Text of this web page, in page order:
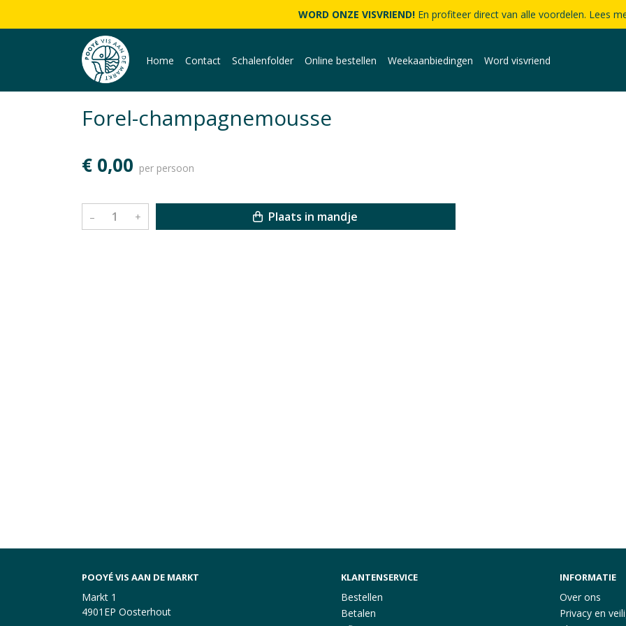
WORD ONZE VISVRIEND! En profiteer direct van alle voordelen. Lees
Home Contact Schalenfolder Online bestellen Weekaanbiedingen Word visvriend
Forel-champagnemousse
€ 0,00 per persoon
– + Plaats in mandje
POOYÉ VIS AAN DE MARKT
Markt 1
4901EP Oosterhout
KLANTENSERVICE
Bestellen
Betalen
INFORMATIE
Over ons
Privacy en